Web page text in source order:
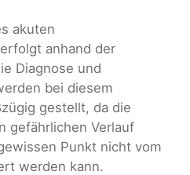
akuten
anhand der
Diagnose und
bei diesem
gestellt, da die
gefährlichen Verlauf
Punkt nicht vom
werden kann.